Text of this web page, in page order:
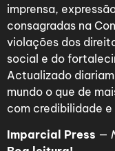
imprensa,
consagradas na
violações dos
social e do
Actualizado
mundo o que de
com credibilidade e
Imparcial Press —